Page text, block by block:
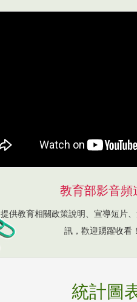
教育部影音頻
提供教育相關政策說明、宣導短片
訊，歡迎踴躍收看！
統計圖